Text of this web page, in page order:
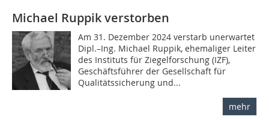
Michael Ruppik verstorben
Am 31. Dezember 2024 verstarb unerwartet
Dipl.–Ing. Michael Ruppik, ehemaliger Leiter
des Instituts für Ziegelforschung (IZF),
Geschäftsführer der Gesellschaft für
Qualitätssicherung und...
mehr